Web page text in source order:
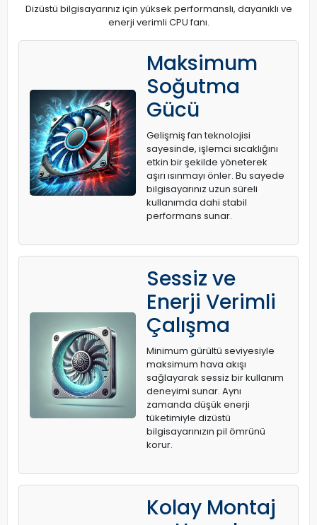
Dizüstü bilgisayarınız için yüksek performanslı, dayanıklı ve
enerji verimli CPU fanı.
Maksimum
Soğutma
Gücü
Gelişmiş fan teknolojisi
sayesinde, işlemci sıcaklığını
etkin bir şekilde yöneterek
aşırı ısınmayı önler. Bu sayede
bilgisayarınız uzun süreli
kullanımda dahi stabil
performans sunar.
Sessiz ve
Enerji Verimli
Çalışma
Minimum gürültü seviyesiyle
maksimum hava akışı
sağlayarak sessiz bir kullanım
deneyimi sunar. Aynı
zamanda düşük enerji
tüketimiyle dizüstü
bilgisayarınızın pil ömrünü
korur.
Kolay Montaj